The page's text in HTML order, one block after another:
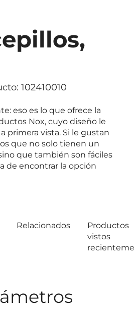
102410010
eso es lo que ofrece la
Nox, cuyo diseño le
primera vista. Si le gustan
que no solo tienen un
que también son fáciles
de encontrar la opción
Relacionados
Productos
vistos